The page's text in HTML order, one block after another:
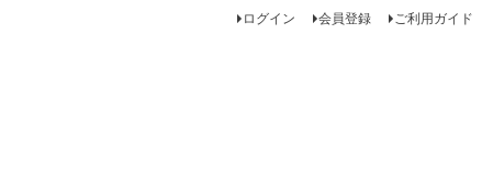
ログイン 会員登録 ご利用ガイド